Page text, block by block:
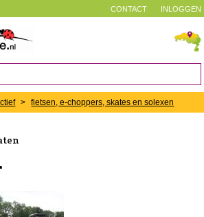
INLOGGEN
CONTACT
> fietsen, e-choppers, skates en solexen